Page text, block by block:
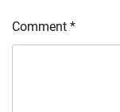
Comment *